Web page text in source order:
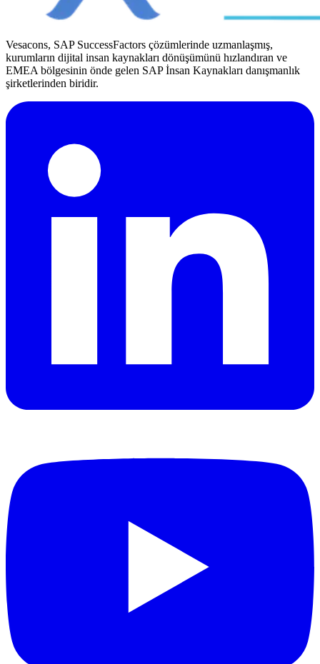
Vesacons, SAP SuccessFactors çözümlerinde uzmanlaşmış,
kurumların dijital insan kaynakları dönüşümünü hızlandıran ve
EMEA bölgesinin önde gelen SAP İnsan Kaynakları danışmanlık
şirketlerinden biridir.